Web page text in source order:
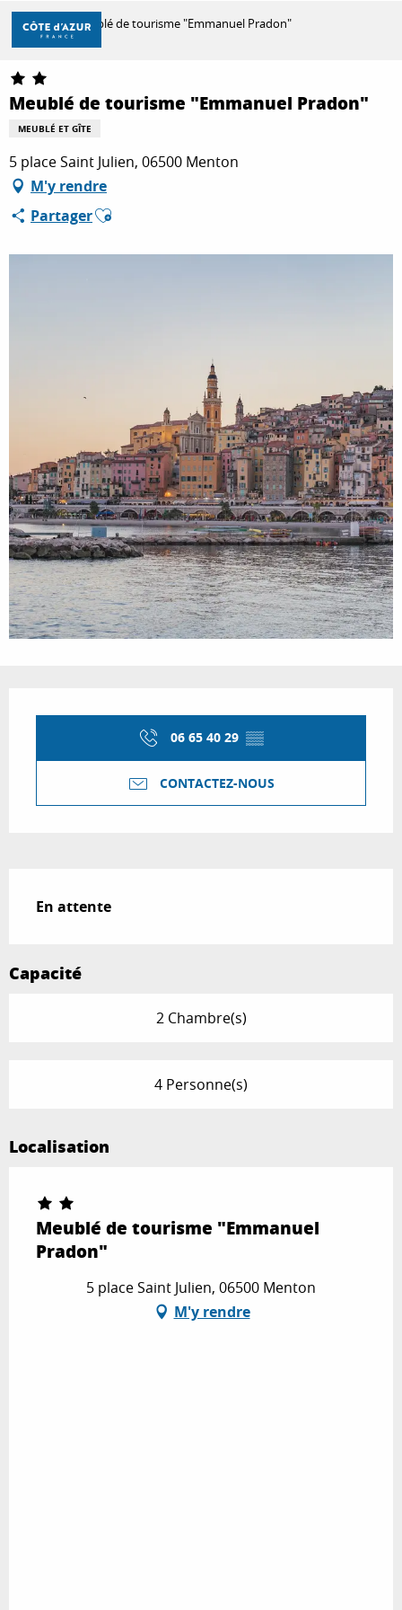
Aller
contenu
principal
DÉCOUVRIR
À FAIRE
SÉJOURNER
Accueil Meublé de tourisme "Emmanuel Pradon"
Meublé de tourisme "Emmanuel Pradon"
MEUBLÉ ET GÎTE
5 place Saint Julien, 06500 Menton
M'y rendre
PartagerAjouter aux favoris
06 65 40 29 ▒▒
CONTACTEZ-NOUS
En attente
Capacité
2 Chambre(s)
4 Personne(s)
Localisation
Meublé de tourisme "Emmanuel
Pradon"
5 place Saint Julien, 06500 Menton
M'y rendre